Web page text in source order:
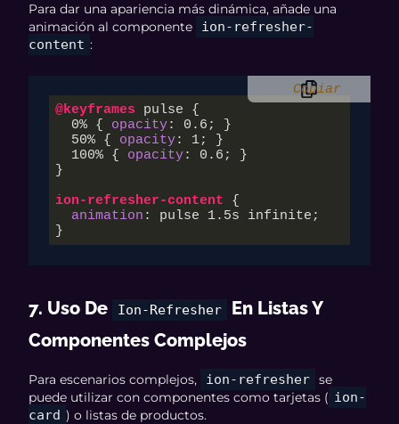
Para dar una apariencia más dinámica, añade una
animación al componente
ion-refresher-
content :
Copiar
@keyframes pulse {
  0% {
opacity: 0.6 ; }
  50% {
opacity: 1; }
  100% {
opacity: 0.6 ; }
}
ion-refresher-content {
animation : pulse 1.5s infinite;
}
7. Uso De Ion-Refresher
En Listas Y
Componentes Complejos
Para escenarios complejos, ion-refresher se
puede utilizar con componentes como tarjetas ( ion-
card ) o listas de productos.